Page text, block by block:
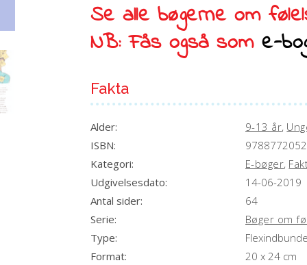
Se alle bøgerne om
NB: Fås også some-
Fakta
Alder: 9-13 år,
ISBN:
Kategori:
E-bøger,
Udgivelsesdato:
14-06-2019
Antal sider:
64
Serie:
Bøger om
Type:
Format:
20 x 24 cm